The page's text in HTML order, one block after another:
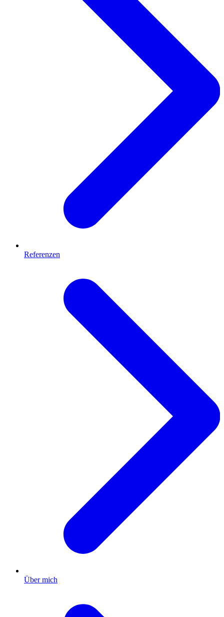
Referenzen
Über mich